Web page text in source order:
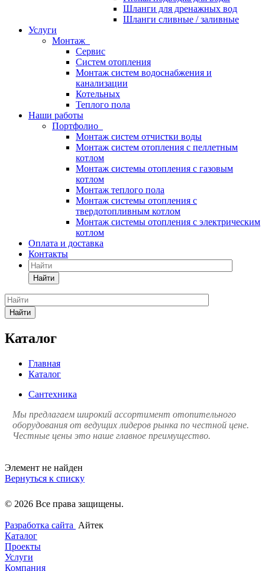
Шланги для дренажных вод
Шланги сливные / заливные
Услуги
Монтаж
Сервис
Систем отопления
Монтаж систем водоснабжения и
канализации
Котельных
Теплого пола
Наши работы
Портфолио
Монтаж систем отчистки воды
Монтаж систем отопления с пеллетным
котлом
Монтаж системы отопления с газовым
котлом
Монтаж теплого пола
Монтаж системы отопления с
твердотопливным котлом
Монтаж системы отопления с электрическим
котлом
Оплата и доставка
Контакты
Найти
Найти
Каталог
Главная
Каталог
Сантехника
Мы предлагаем широкий ассортимент отопительного
оборудования от ведущих лидеров рынка по честной цене.
Честные цены это наше главное преимущество.
Элемент не найден
Вернуться к списку
© 2026 Все права защищены.
Разработка сайта Айтек
Каталог
Проекты
Услуги
Компания